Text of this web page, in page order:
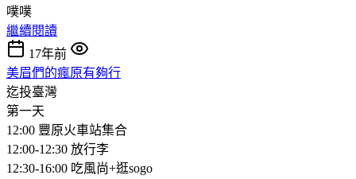
噗噗
繼續閱讀
17年前
美眉們的瘋原有夠行
迄投臺灣
第一天
12:00 豐原火車站集合
12:00-12:30 放行李
12:30-16:00 吃風尚+逛sogo